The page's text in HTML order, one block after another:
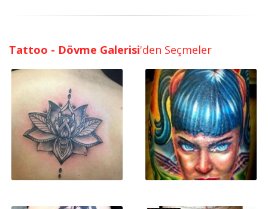
Tattoo - Dövme Galerisi'den Seçmeler